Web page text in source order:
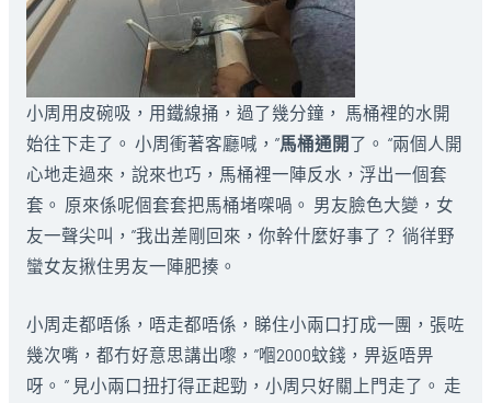
小周用皮碗吸，用鐵線捅，過了幾分鐘， 馬桶裡的水開
始往下走了。 小周衝著客廳喊，”馬桶通開了。 “兩個人開
心地走過來，說來也巧，馬桶裡一陣反水，浮出一個套
套。 原來係呢個套套把馬桶堵㗎喎。 男友臉色大變，女
友一聲尖叫，”我出差剛回來，你幹什麼好事了？ 徜徉野
蠻女友揪住男友一陣肥揍。
小周走都唔係，唔走都唔係，睇住小兩口打成一團，張咗
幾次嘴，都冇好意思講出嚟，”嗰2000蚊錢，畀返唔畀
呀。 ” 見小兩口扭打得正起勁，小周只好關上門走了。 走